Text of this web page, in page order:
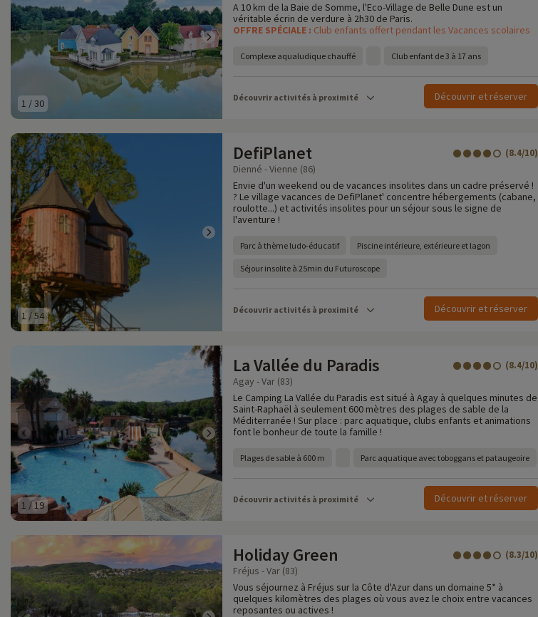
1 /30
A 10 km de la Baie de Somme, l'Eco-Village de Belle Dune est un
véritable écrin de verdure à 2h30 de Paris.
OFFRE SPÉCIALE : Club enfants offert pendant les Vacances scolaires
Complexe aqualudique chauffé Club enfant de 3 à 17 ans
Découvrir activités à proximité Découvrir et réserver
1 /54
DefiPlanet (8.4/10)
Dienné - Vienne (86)
Envie d'un weekend ou de vacances insolites dans un cadre préservé !
? Le village vacances de DefiPlanet' concentre hébergements (cabane,
roulotte...) et activités insolites pour un séjour sous le signe de
l'aventure !
Parc à thème ludo-éducatif Piscine intérieure, extérieure et lagon
Séjour insolite à 25min du Futuroscope
Découvrir activités à proximité Découvrir et réserver
1 /19
La Vallée du Paradis (8.4/10)
Agay - Var (83)
Le Camping La Vallée du Paradis est situé à Agay à quelques minutes de
Saint-Raphaël à seulement 600 mètres des plages de sable de la
Méditerranée ! Sur place : parc aquatique, clubs enfants et animations
font le bonheur de toute la famille !
Plages de sable à 600 m Parc aquatique avec toboggans et pataugeoire
Découvrir activités à proximité Découvrir et réserver
Holiday Green (8.3/10)
Fréjus - Var (83)
Vous séjournez à Fréjus sur la Côte d'Azur dans un domaine 5* à
quelques kilomètres des plages où vous avez le choix entre vacances
reposantes ou actives !